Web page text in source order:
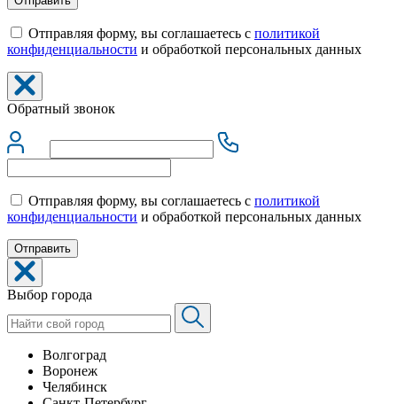
Отправляя форму, вы соглашаетесь с политикой
конфиденциальности и обработкой персональных данных
Обратный звонок
Отправляя форму, вы соглашаетесь с политикой
конфиденциальности и обработкой персональных данных
Выбор города
Волгоград
Воронеж
Челябинск